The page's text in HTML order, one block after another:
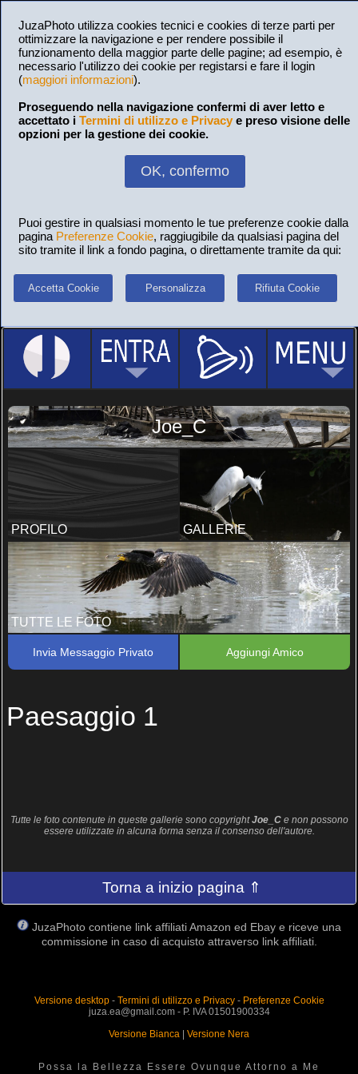
JuzaPhoto utilizza cookies tecnici e cookies di terze parti per
ottimizzare la navigazione e per rendere possibile il
funzionamento della maggior parte delle pagine; ad esempio, è
necessario l'utilizzo dei cookie per registarsi e fare il login
(maggiori informazioni).
Proseguendo nella navigazione confermi di aver letto e
accettato i Termini di utilizzo e Privacy e preso visione delle
opzioni per la gestione dei cookie.
OK, confermo
Puoi gestire in qualsiasi momento le tue preferenze cookie dalla
pagina Preferenze Cookie, raggiugibile da qualsiasi pagina del
sito tramite il link a fondo pagina, o direttamente tramite da qui:
Accetta Cookie Personalizza Rifiuta Cookie
Joe_C
PROFILO GALLERIE
TUTTE LE FOTO
Invia Messaggio Privato Aggiungi Amico
Paesaggio 1
Tutte le foto contenute in queste gallerie sono copyrightJoe_Ce non possono
essere utilizzate in alcuna forma senza il consenso dell'autore.
Torna a inizio pagina ⇑
JuzaPhoto contiene link affiliati Amazon ed Ebay e riceve una
commissione in caso di acquisto attraverso link affiliati.
Versione desktop- Termini di utilizzo e Privacy- Preferenze Cookie
juza.ea@gmail.com - P. IVA 01501900334
Versione Bianca | Versione Nera
Possa la Bellezza Essere Ovunque Attorno a Me